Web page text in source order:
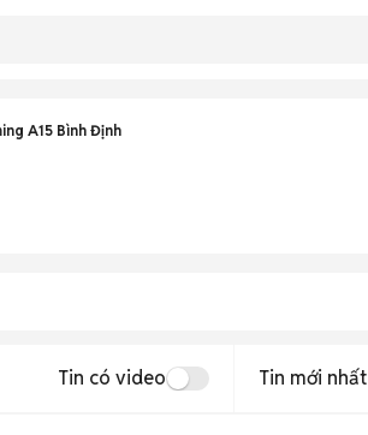
A15 Bình Định
Tin có video Tin mới nhất